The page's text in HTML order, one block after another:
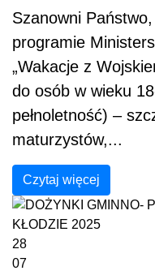
Szanowni
programie
„Wakacje z
do osób w wieku
pełnoletność) –
maturzystów,...
Czytaj więcej
28
07